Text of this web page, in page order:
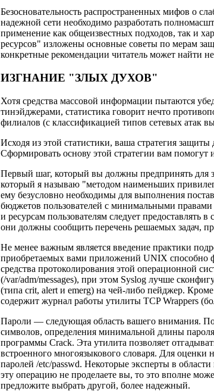
Безосновательность распространенных мифов о
надежной сети необходимо разработать
применение как общеизвестных подходов, так и
ресурсов" изложены основные советы по мерам
конкретные рекомендации читатель может найти
ИЗГНАНИЕ "ЗЛЫХ ДУХОВ"
Хотя средства массовой информации пытаются
тинэйджерами, статистика говорит нечто
филиалов (с классификацией типов сетевых атак
Исходя из этой статистики, ваша стратегия
Сформировать основу этой стратегии вам
Первый шаг, который вы должны предпринять для
который я называю "методом наименьших
ему безусловно необходимы для выполнения
бюджетов пользователей с минимальными
и ресурсам пользователям следует предоставлять
они должны сообщить перечень решаемых задач,
Не менее важным является введение практики
приобретаемых вами приложений UNIX способно
средства протоколирования этой операционной
(/var/adm/messages), при этом Syslog лучше
(типа crit, alert и emerg) на чей-либо пейджер.
содержит журнал работы утилиты TCP Wrappers
Пароли — следующая область вашего внимания.
символов, определения минимальной длины
программы Crack. Эта утилита позволяет
встроенного многоязыкового словаря. Для
паролей /etc/passwd. Некоторые эксперты в
эту операцию не проделаете вы, то это вполне
предложите выбрать другой, более надежный.